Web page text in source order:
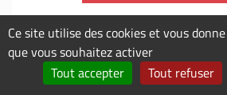
Ce site utilise des cookies et vous
que vous souhaitez activer
Tout accepter
Tout refuser